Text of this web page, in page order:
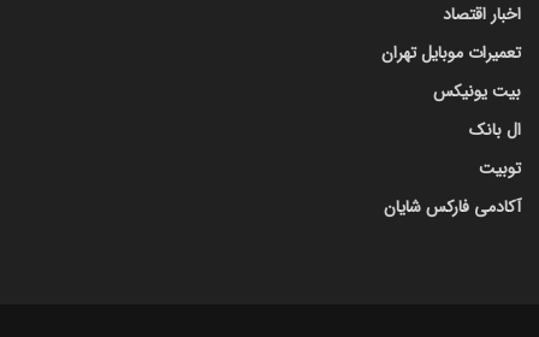
اخبار اقتصاد
تعمیرات موبایل تهران
بیت یونیکس
ال بانک
توبیت
آکادمی فارکس شایان